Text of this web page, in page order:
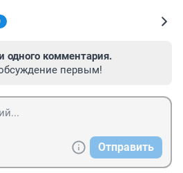
одного комментария.
первым!
Отправить